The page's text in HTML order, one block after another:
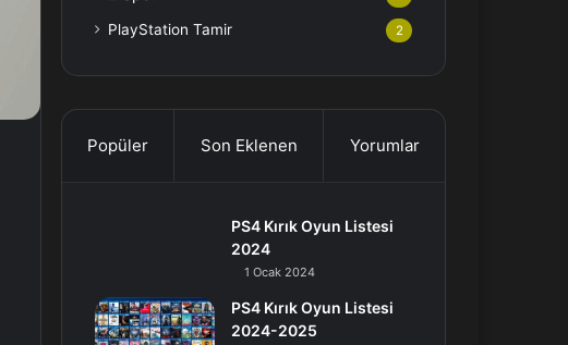
PlayStation Tamir 2
Popüler Son Eklenen Yorumlar
PS4 Kırık Oyun Listesi
2024
1 Ocak 2024
PS4 Kırık Oyun Listesi
2024-2025